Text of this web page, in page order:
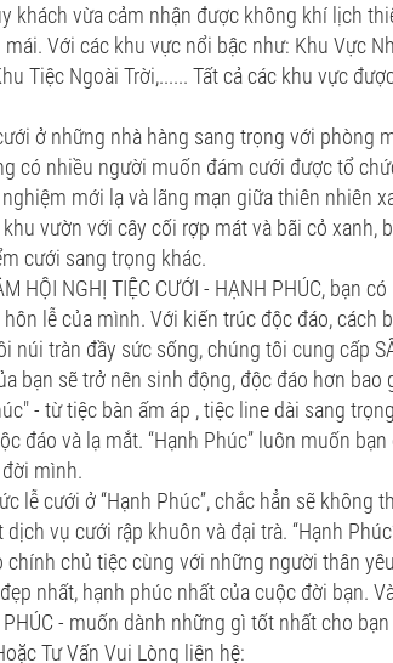
khách vừa cảm nhận được không khí lịch
Với các khu vực nổi bậc như: Khu Vực
Tiệc Ngoài Trời,...... Tất cả các khu vực
ở những nhà hàng sang trọng với phòng
có nhiều người muốn đám cưới được tổ
mới lạ và lãng mạn giữa thiên nhiên
vườn với cây cối rợp mát và bãi cỏ xanh,
cưới sang trọng khác.
HỘI NGHỊ TIỆC CƯỚI - HẠNH PHÚC, bạn
lễ của mình. Với kiến trúc độc đáo, cách
núi tràn đầy sức sống, chúng tôi cung cấp
bạn sẽ trở nên sinh động, độc đáo hơn
- từ tiệc bàn ấm áp , tiệc line dài sang
đáo và lạ mắt. “Hạnh Phúc” luôn muốn
mình.
lễ cưới ở “Hạnh Phúc”, chắc hẳn sẽ không
vụ cưới rập khuôn và đại trà. “Hạnh
chính chủ tiệc cùng với những người thân
nhất, hạnh phúc nhất của cuộc đời bạn.
PHÚC - muốn dành những gì tốt nhất cho bạn
Tư Vấn Vui Lòng liên hệ: